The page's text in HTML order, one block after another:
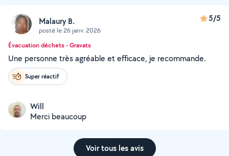
Malaury B.
posté le 26 janv. 2026
5/5
Évacuation déchets - Gravats
Une personne très agréable et efficace, je recommande.
Super réactif
Will
Merci beaucoup
Voir tous les avis